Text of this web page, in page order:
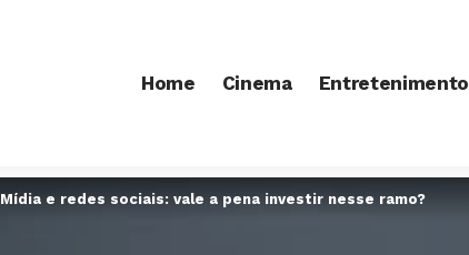
Home Cinema Entretenimento
Mídia e redes sociais: vale a pena investir nesse ramo?